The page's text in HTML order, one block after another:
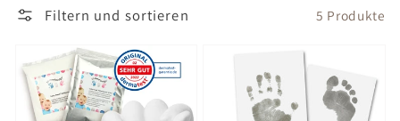
Filtern und sortieren 5 Produkte